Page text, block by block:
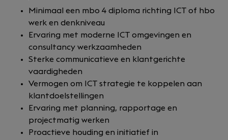
Minimaal een mbo 4 diploma richting ICT of hbo
werk en denkniveau
Ervaring met moderne ICT omgevingen en
consultancy werkzaamheden
Sterke communicatieve en klantgerichte
vaardigheden
Vermogen om ICT strategie te koppelen aan
klantdoelstellingen
Ervaring met planning, rapportage en
projectmatig werken
Proactieve houding en initiatief in